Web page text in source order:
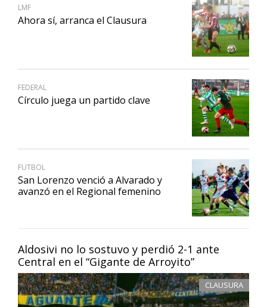
Aldosivi no lo sostuvo y perdió 2-1 ante
Central en el “Gigante de Arroyito”
CLAUSURA
LMF
Ahora sí, arranca el Clausura
FEDERAL
Círculo juega un partido clave
FUTBOL
San Lorenzo venció a Alvarado y
avanzó en el Regional femenino